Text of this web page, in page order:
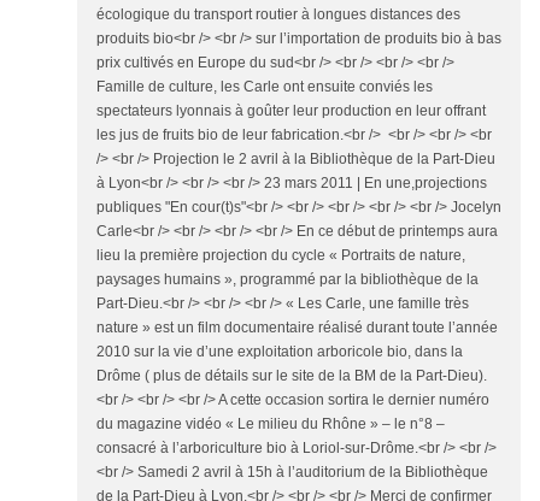
écologique du transport routier à longues distances des
produits bio<br /> <br /> sur l’importation de produits bio à bas
prix cultivés en Europe du sud<br /> <br /> <br /> <br />
Famille de culture, les Carle ont ensuite conviés les
spectateurs lyonnais à goûter leur production en leur offrant
les jus de fruits bio de leur fabrication.<br /> <br /> <br /> <br
/> <br /> Projection le 2 avril à la Bibliothèque de la Part-Dieu
à Lyon<br /> <br /> <br /> 23 mars 2011 | En une,projections
publiques "En cour(t)s"<br /> <br /> <br /> <br /> <br /> Jocelyn
Carle<br /> <br /> <br /> <br /> En ce début de printemps aura
lieu la première projection du cycle « Portraits de nature,
paysages humains », programmé par la bibliothèque de la
Part-Dieu.<br /> <br /> <br /> « Les Carle, une famille très
nature » est un film documentaire réalisé durant toute l’année
2010 sur la vie d’une exploitation arboricole bio, dans la
Drôme ( plus de détails sur le site de la BM de la Part-Dieu).
<br /> <br /> <br /> A cette occasion sortira le dernier numéro
du magazine vidéo « Le milieu du Rhône » – le n°8 –
consacré à l’arboriculture bio à Loriol-sur-Drôme.<br /> <br />
<br /> Samedi 2 avril à 15h à l’auditorium de la Bibliothèque
de la Part-Dieu à Lyon.<br /> <br /> <br /> Merci de confirmer